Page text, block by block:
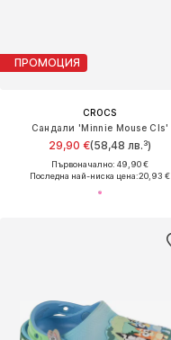
ПРОМОЦИЯ
CROCS
Сандали 'Minnie Mouse Cls'
29,90 €(58,48 лв.³)
Първоначално: 49,90 €
Последна най-ниска цена:20,93 €